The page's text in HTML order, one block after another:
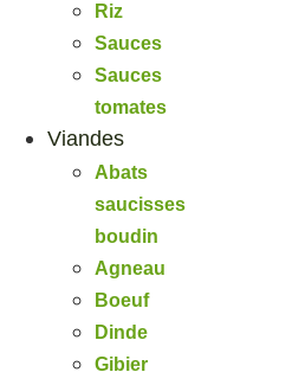
Riz
Sauces
Sauces
tomates
Viandes
Abats
saucisses
boudin
Agneau
Boeuf
Dinde
Gibier